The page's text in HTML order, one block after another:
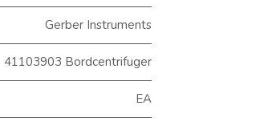
Gerber Instruments
41103903 Bordcentrifuger
EA